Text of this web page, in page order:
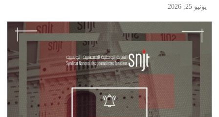
يونيو 25, 2026